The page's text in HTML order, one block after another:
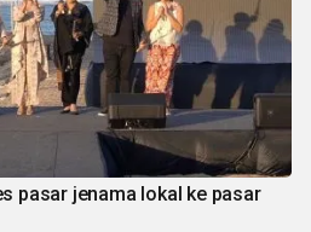
pasar jenama lokal ke pasar